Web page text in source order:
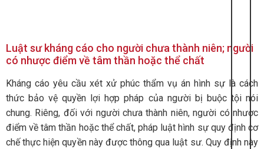
Luật sư kháng cáo cho người chưa thành niên; người
có nhược điểm về tâm thần hoặc thể chất
Kháng cáo yêu cầu xét xử phúc thẩm vụ án hình sự là cách
thức bảo vệ quyền lợi hợp pháp của người bị buộc tội nói
chung. Riêng, đối với người chưa thành niên, người có nhược
điểm về tâm thần hoặc thể chất, pháp luật hình sự quy định cơ
chế thực hiện quyền này được thông qua luật sư. Quy định này